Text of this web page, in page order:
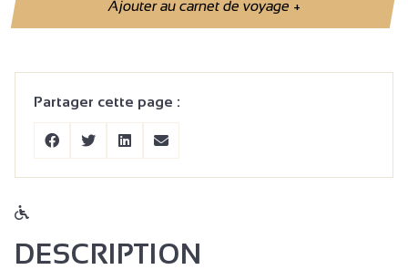
Ajouter au carnet de voyage+
Partager cette page :
DESCRIPTION